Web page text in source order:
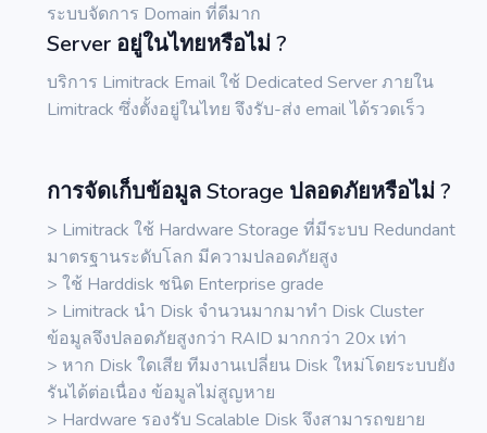
ระบบจัดการ Domain ที่ดีมาก
Server อยู่ในไทยหรือไม่ ?
บริการ Limitrack Email ใช้ Dedicated Server ภายใน
Limitrack ซึ่งตั้งอยู่ในไทย จึงรับ-ส่ง email ได้รวดเร็ว
การจัดเก็บข้อมูล Storage ปลอดภัยหรือไม่ ?
> Limitrack ใช้ Hardware Storage ที่มีระบบ Redundant
มาตรฐานระดับโลก มีความปลอดภัยสูง
> ใช้ Harddisk ชนิด Enterprise grade
> Limitrack นำ Disk จำนวนมากมาทำ Disk Cluster
ข้อมูลจึงปลอดภัยสูงกว่า RAID มากกว่า 20x เท่า
> หาก Disk ใดเสีย ทีมงานเปลี่ยน Disk ใหม่โดยระบบยัง
รันได้ต่อเนื่อง ข้อมูลไม่สูญหาย
> Hardware รองรับ Scalable Disk จึงสามารถขยาย